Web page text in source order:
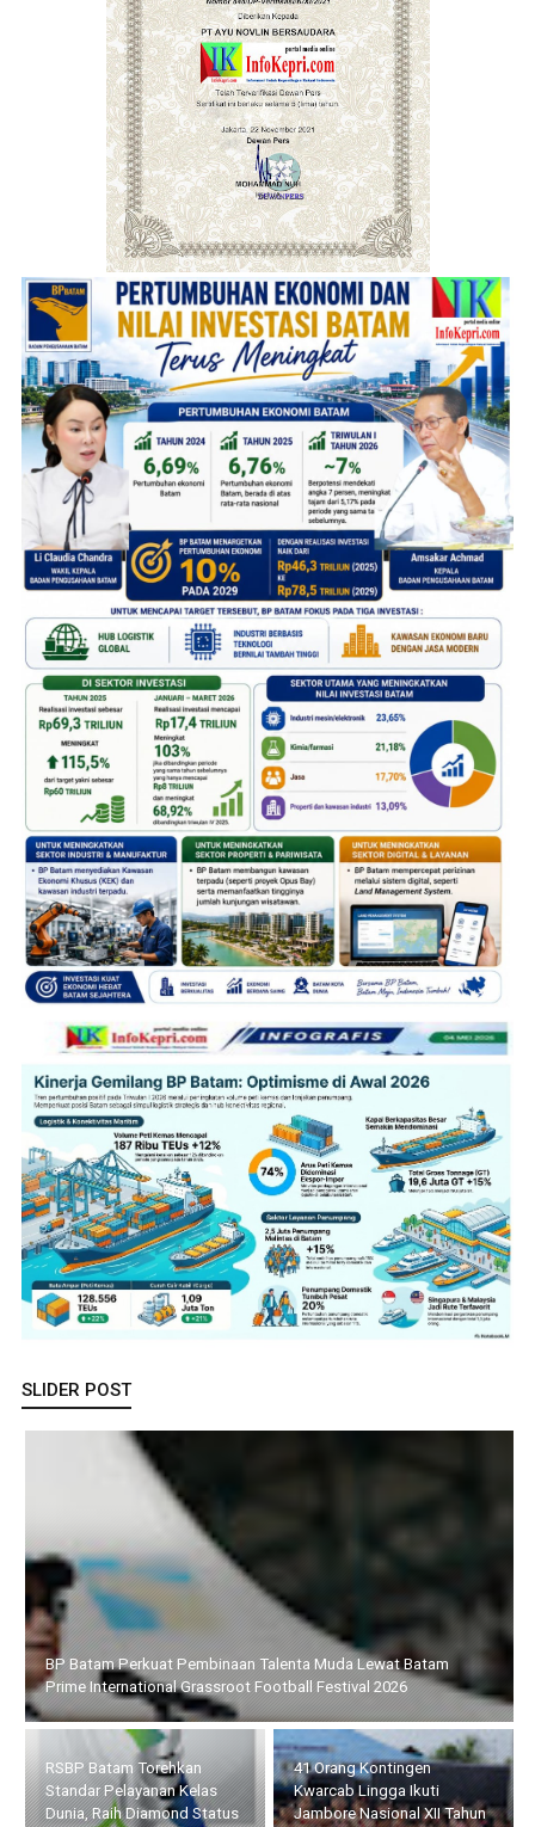
SLIDER POST
RSBP Batam Torehkan Standar Pelayanan Kelas Dunia, Raih
Diamond Status dari WSO
41 Orang Kontingen
Kwarcab Lingga Ikuti
Jambore Nasional XII Tahun
Siswinya Terpilih Ikuti ISLT,
Yayasan SMA Swasta Panti
Budaya Kisaran Audensi